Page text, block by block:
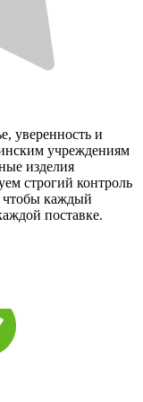
уверенность и
учреждениям
изделия
строгий контроль
чтобы каждый
поставке.